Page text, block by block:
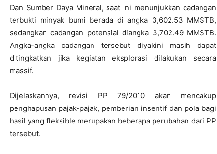
Dan Sumber Daya Mineral, saat ini menunjukkan cadangan
terbukti minyak bumi berada di angka 3,602.53 MMSTB,
sedangkan cadangan potensial diangka 3,702.49 MMSTB.
Angka-angka cadangan tersebut diyakini masih dapat
ditingkatkan jika kegiatan eksplorasi dilakukan secara
massif.
Dijelaskannya, revisi PP 79/2010 akan mencakup
penghapusan pajak-pajak, pemberian insentif dan pola bagi
hasil yang fleksible merupakan beberapa perubahan dari PP
tersebut.